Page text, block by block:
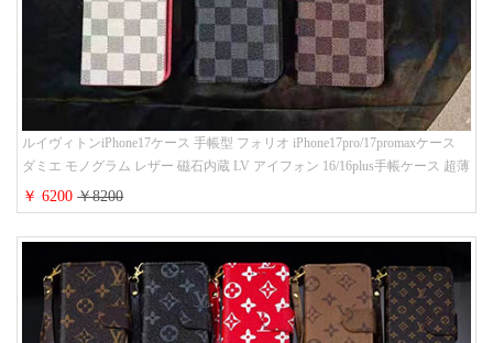
ルイヴィトンiPhone17ケース 手帳型 フォリオ iPhone17pro/17promaxケース
ダミエ モノグラム レザー 磁石内蔵 LV アイフォン 16/16plus手帳ケース 超薄
ビジネス風 メンズ レディース おしゃれ ブランドiphone15/14/13手帳型スマ
ホケース お 揃い
￥ 6200￥8200